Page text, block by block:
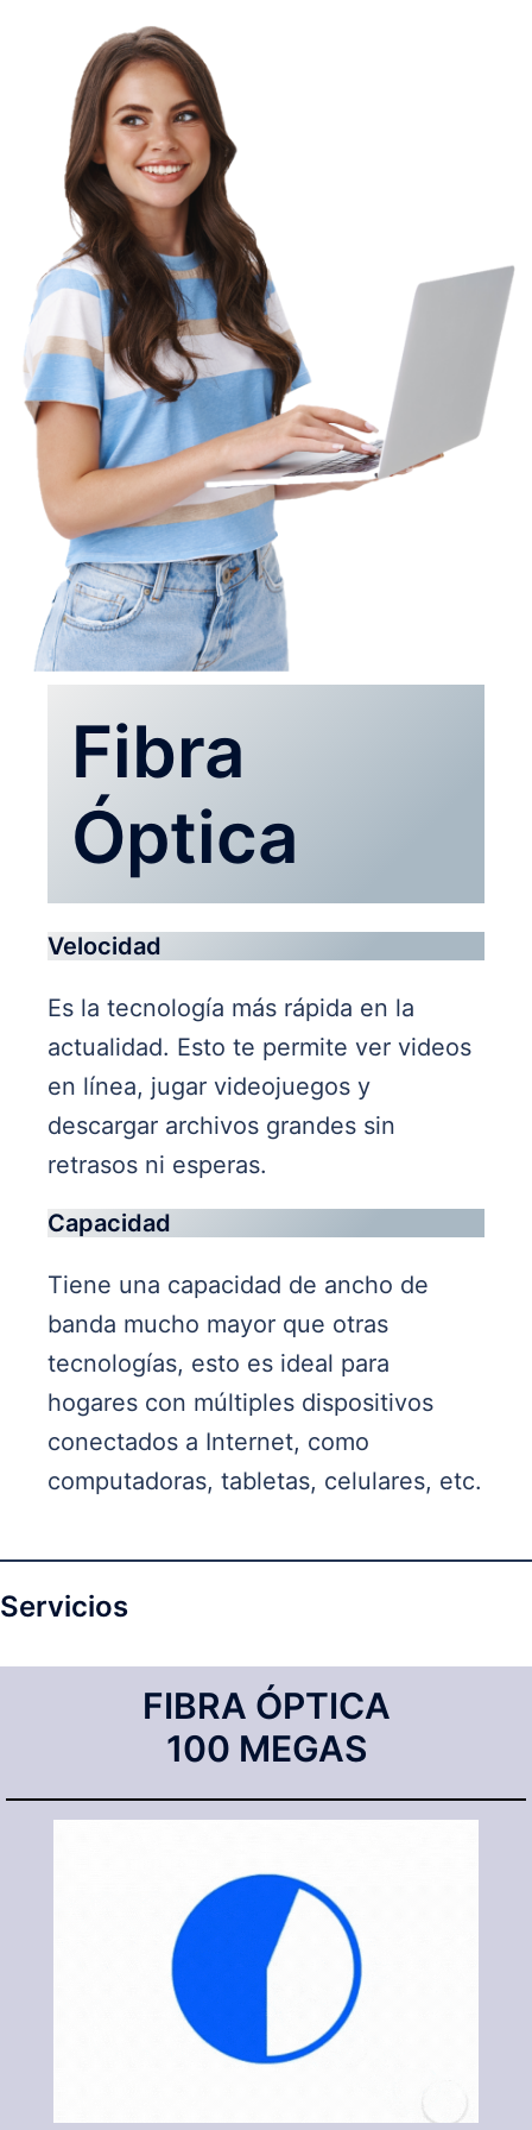
Fibra
Óptica
Velocidad
Es la tecnología más rápida en la
actualidad. Esto te permite ver videos
en línea, jugar videojuegos y
descargar archivos grandes sin
retrasos ni esperas.
Capacidad
Tiene una capacidad de ancho de
banda mucho mayor que otras
tecnologías, esto es ideal para
hogares con múltiples dispositivos
conectados a Internet, como
computadoras, tabletas, celulares, etc.
Servicios
FIBRA ÓPTICA
100 MEGAS